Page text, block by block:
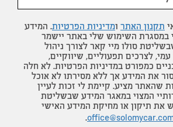
תקנון האתר ומדיניות הפרטיות. המידע
במסגרת השימוש שלי באתר יישמר
סולו מיי קאר לצורך ניהול
לצרכים תפעוליים, שיווקיים,
כמפורט במדיניות הפרטיות. לא חלה
את המידע אך ללא מסירתו לא אוכל
שהאתר מציע. קיימת לי זכות לעיין
המצוי במאגר המידע שבשליטת
את תיקון או מחיקת המידע האישי
.